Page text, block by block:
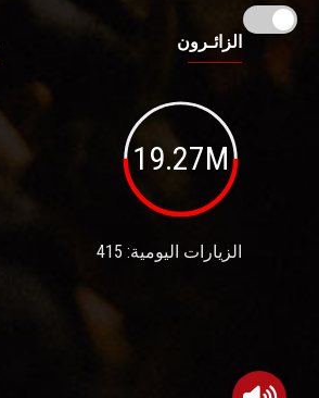
الزائـرون
19.27M
الزيارات اليومية: 415